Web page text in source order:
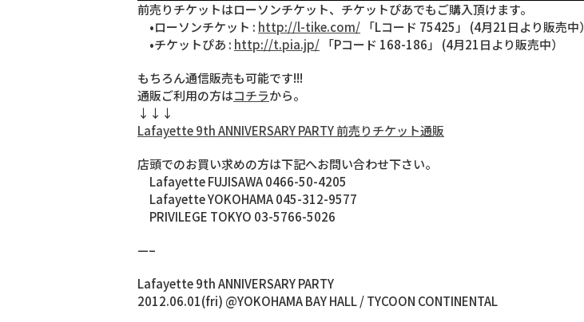
前売りチケットはローソンチケット、チケットぴあでもご購入頂けます。
•ローソンチケット : http://l-tike.com/ 「Lコード 75425」 (4月21日より販売中）
•チケットぴあ : http://t.pia.jp/ 「Pコード 168-186」 (4月21日より販売中）
もちろん通信販売も可能です!!!
通販ご利用の方はコチラから。
↓↓↓
Lafayette 9th ANNIVERSARY PARTY 前売りチケット通販
店頭でのお買い求めの方は下記へお問い合わせ下さい。
Lafayette FUJISAWA 0466-50-4205
Lafayette YOKOHAMA 045-312-9577
PRIVILEGE TOKYO 03-5766-5026
—–
Lafayette 9th ANNIVERSARY PARTY
2012.06.01(fri) @YOKOHAMA BAY HALL / TYCOON CONTINENTAL